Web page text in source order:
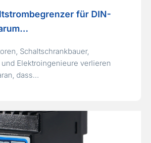
für DIN-
Schaltschrankbauer,
Elektroingenieure verlieren
dass…